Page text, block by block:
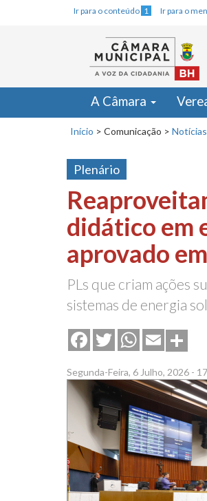
Ir para o conteúdo 1 Ir para o
A Câmara
Início > Comunicação > Notícias
Plenário
didático em
aprovado
PLs que criam ações
sistemas de energia
FacebookTwitterWhatsApp
Email
Segunda-Feira, 6 Julho, 2026 -